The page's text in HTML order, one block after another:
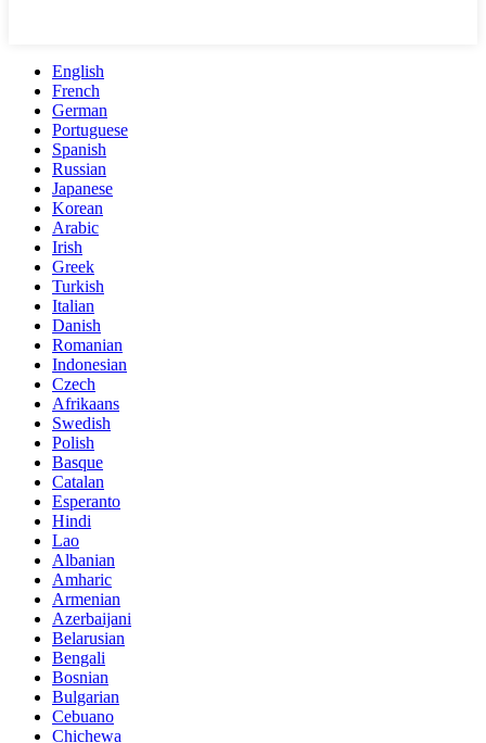
English
French
German
Portuguese
Spanish
Russian
Japanese
Korean
Arabic
Irish
Greek
Turkish
Italian
Danish
Romanian
Indonesian
Czech
Afrikaans
Swedish
Polish
Basque
Catalan
Esperanto
Hindi
Lao
Albanian
Amharic
Armenian
Azerbaijani
Belarusian
Bengali
Bosnian
Bulgarian
Cebuano
Chichewa